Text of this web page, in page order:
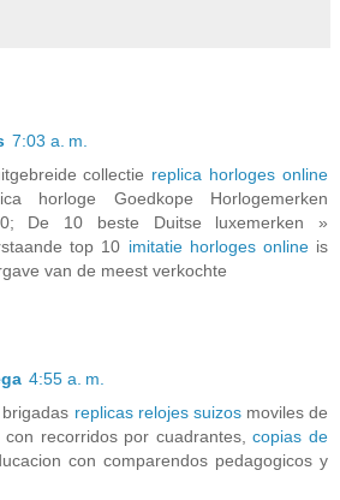
7:03 a. m.
collectie replica horloges online
horloge Goedkope Horlogemerken
De 10 beste Duitse luxemerken »
top 10 imitatie horloges onlineis
van de meest verkochte
4:55 a. m.
replicas relojes suizosmoviles de
con recorridos por cuadrantes,copias de
con comparendos pedagogicos y